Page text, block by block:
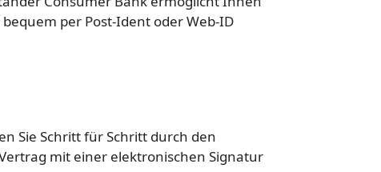
per Post-Ident oder Web-ID
Sie Schritt für Schritt durch den
mit einer elektronischen Signatur